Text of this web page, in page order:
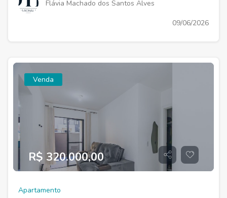
Flávia Machado dos Santos Alves
09/06/2026
Venda
R$ 320.000,00
Apartamento